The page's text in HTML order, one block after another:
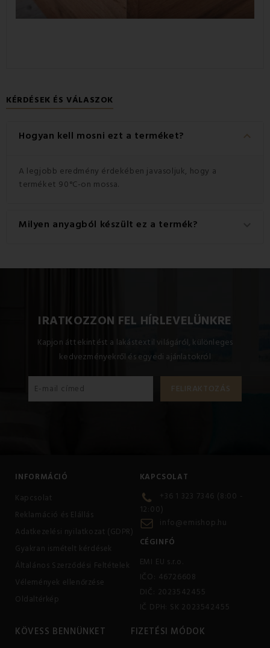
KÉRDÉSEK ÉS VÁLASZOK
Hogyan kell mosni ezt a terméket? keyboard_arrow_down
A legjobb eredmény érdekében javasoljuk, hogy a
terméket 90°C-on mossa.
Milyen anyagból készült ez a termék?
IRATKOZZON FEL HÍRLEVELÜNKRE
Kapjon áttekintést a lakástextil világáról, különleges
kedvezményekről és egyedi ajánlatokról
INFORMÁCIÓ
Kapcsolat
Reklamáció és Elállás
Adatkezelési nyilatkozat (GDPR)
Gyakran ismételt kérdések
Általános Szerződési Feltételek
Vélemények ellenőrzése
Oldaltérkép
KAPCSOLAT
+36 1 323 7346 (8:00 -
12:00)
info@emishop.hu
CÉGINFÓ
EMI EU s.r.o.
IČO: 46726608
DIČ: 2023542455
IČ DPH: SK 2023542455
KÖVESS BENNÜNKET FIZETÉSI MÓDOK